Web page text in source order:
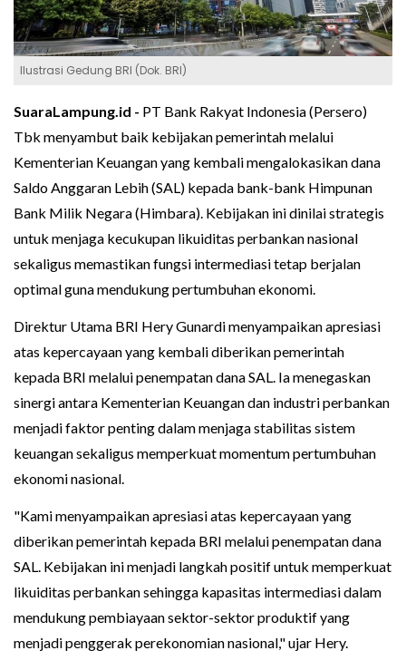
Ilustrasi Gedung BRI (Dok. BRI)
SuaraLampung.id - PT Bank Rakyat Indonesia (Persero)
Tbk menyambut baik kebijakan pemerintah melalui
Kementerian Keuangan yang kembali mengalokasikan dana
Saldo Anggaran Lebih (SAL) kepada bank-bank Himpunan
Bank Milik Negara (Himbara). Kebijakan ini dinilai strategis
untuk menjaga kecukupan likuiditas perbankan nasional
sekaligus memastikan fungsi intermediasi tetap berjalan
optimal guna mendukung pertumbuhan ekonomi.
Direktur Utama BRI Hery Gunardi menyampaikan apresiasi
atas kepercayaan yang kembali diberikan pemerintah
kepada BRI melalui penempatan dana SAL. Ia menegaskan
sinergi antara Kementerian Keuangan dan industri perbankan
menjadi faktor penting dalam menjaga stabilitas sistem
keuangan sekaligus memperkuat momentum pertumbuhan
ekonomi nasional.
"Kami menyampaikan apresiasi atas kepercayaan yang
diberikan pemerintah kepada BRI melalui penempatan dana
SAL. Kebijakan ini menjadi langkah positif untuk memperkuat
likuiditas perbankan sehingga kapasitas intermediasi dalam
mendukung pembiayaan sektor-sektor produktif yang
menjadi penggerak perekonomian nasional," ujar Hery.